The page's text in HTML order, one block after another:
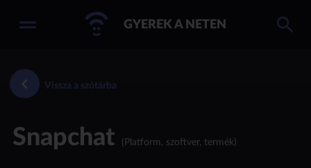
GYEREK A NETEN
Vissza a szótárba
Snapchat (Platform, szoftver, termék)